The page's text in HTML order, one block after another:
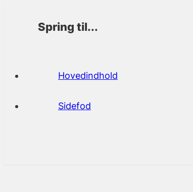
Spring til...
Hovedindhold
Sidefod